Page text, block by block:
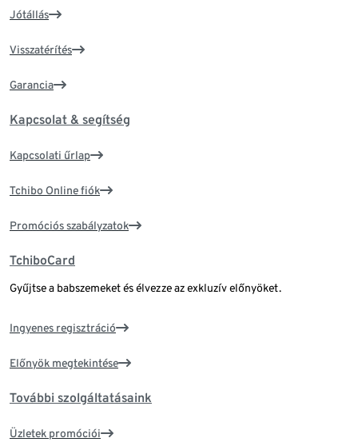
Jótállás
Visszatérítés
Garancia
Kapcsolat & segítség
Kapcsolati űrlap
Tchibo Online fiók
Promóciós szabályzatok
TchiboCard
Gyűjtse a babszemeket és élvezze az exkluzív előnyöket.
Ingyenes regisztráció
Előnyök megtekintése
További szolgáltatásaink
Üzletek promóciói